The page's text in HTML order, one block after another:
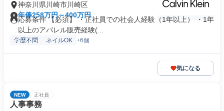
神奈川県川崎市川崎区
年俸258万円～400万円
応募条件 【必須】 ・正社員での社会人経験（1年以上） ・1年
以上のアパレル販売経験(...
学歴不問 ネイルOK +6個
気になる
NEW 正社員
人事事務